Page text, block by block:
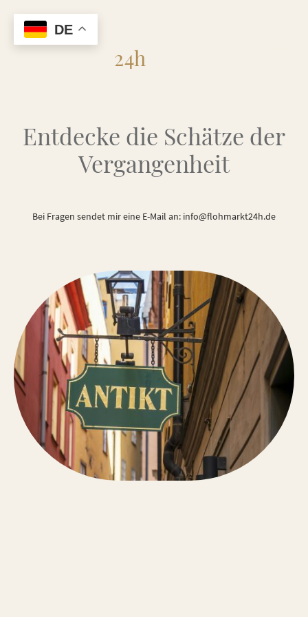
24h
Entdecke die Schätze der
Vergangenheit
Bei Fragen sendet mir eine E-Mail an: info@flohmarkt24h.de
DE